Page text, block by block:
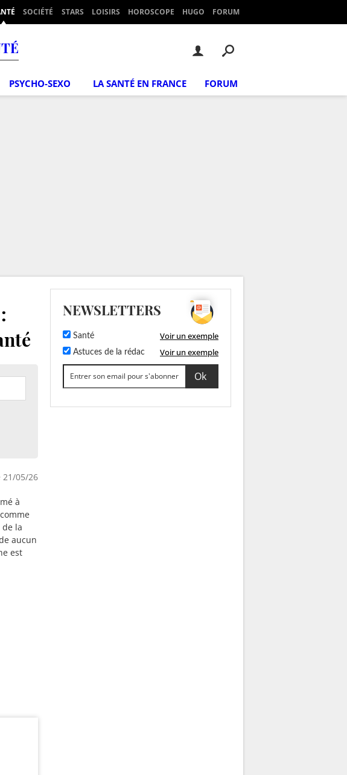
SOCIÉTÉ STARS LOISIRS HOROSCOPE HUGO FORUM
PSYCHO-SEXO LA SANTÉ EN FRANCE FORUM
21/05/26
à
la
aucun
est
NEWSLETTERS
Santé Voir un exemple
Astuces de la rédac Voir un exemple